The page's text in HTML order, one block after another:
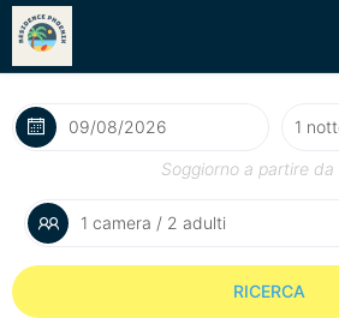
Soggiorno a partire da
1 camera / 2 adulti